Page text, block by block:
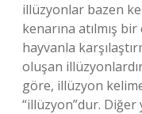
illüzyonlar bazen
kenarına atılmış
hayvanla
oluşan
göre, illüzyon
“illüzyon”dur. Diğer